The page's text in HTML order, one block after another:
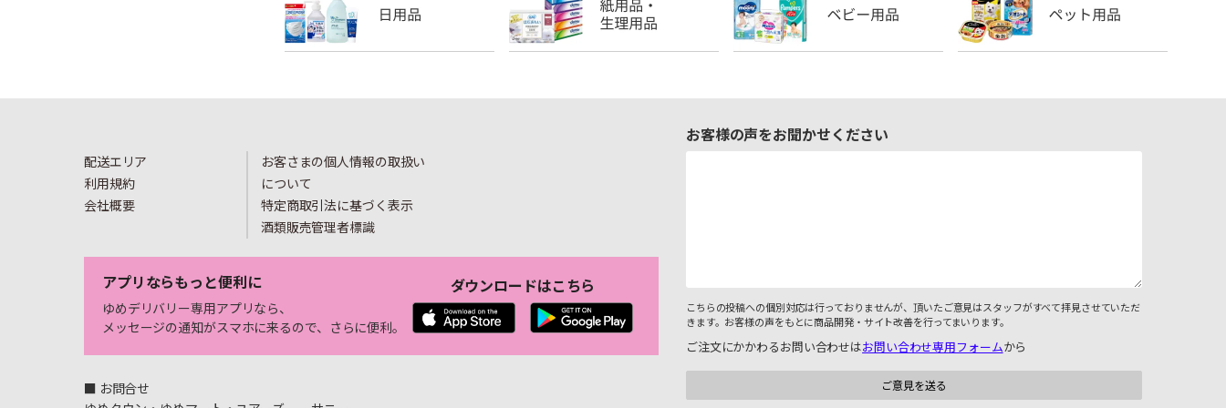
配送エリア
利用規約
会社概要
お客さまの個人情報の取扱い
について
特定商取引法に基づく表示
酒類販売管理者標識
アプリならもっと便利に
ゆめデリバリー専用アプリなら、
メッセージの通知がスマホに来るので、さらに便利。
ダウンロードはこちら
■ お問合せ
お客様の声をお聞かせください
こちらの投稿への個別対応は行っておりませんが、頂いたご意見はスタッフがすべて拝見させていただ
きます。お客様の声をもとに商品開発・サイト改善を行ってまいります。
ご注文にかかわるお問い合わせはお問い合わせ専用フォームから